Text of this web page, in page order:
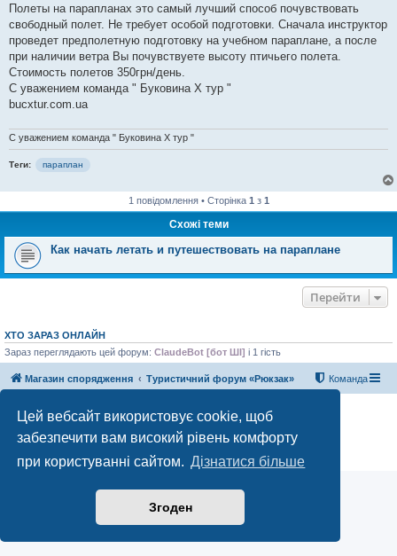
Цей вебсайт використовує cookie, щоб
забезпечити вам високий рівень комфорту
при користуванні сайтом. Дізнатися більше
Згоден
в
д
о
л
е
н
я
Полеты на парапланах это самый лучший способ почувствовать
свободный полет. Не требует особой подготовки. Сначала инструктор
проведет предполетную подготовку на учебном параплане, а после
при наличии ветра Вы почувствуете высоту птичьего полета.
Стоимость полетов 350грн/день.
С уважением команда " Буковина Х тур "
bucxtur.com.ua
С уважением команда " Буковина Х тур "
Теги: параплан
1 повідомлення • Сторінка 1 з 1
Схожі теми
Как начать летать и путешествовать на параплане
Перейти
ХТО ЗАРАЗ ОНЛАЙН
Зараз переглядають цей форум: ClaudeBot [бот ШІ] і 1 гість
Магазин спорядження Туристичний форум «Рюкзак» Команда
Працює на phpBB® Forum Software © phpBB Limited
Конфіденційність
Умови